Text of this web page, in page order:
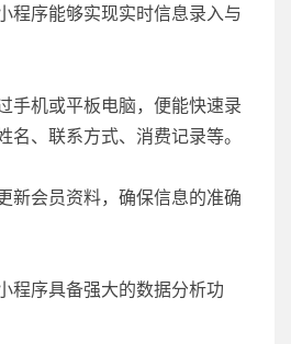
程序能够实现实时信息录入与
手机或平板电脑，便能快速录
名、联系方式、消费记录等。
新会员资料，确保信息的准确
程序具备强大的数据分析功